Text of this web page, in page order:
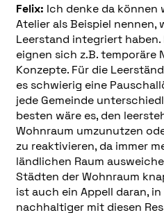
Felix: Ich denke da können
Atelier als Beispiel nennen,
Leerstand integriert
eignen sich z.B. temporäre
Konzepte. Für die
es schwierig eine
jede Gemeinde
besten wäre es, den
Wohnraum umzunutzen
zu reaktivieren, da immer
ländlichen Raum
Städten der Wohnraum
ist auch ein Appell daran,
nachhaltiger mit diesen